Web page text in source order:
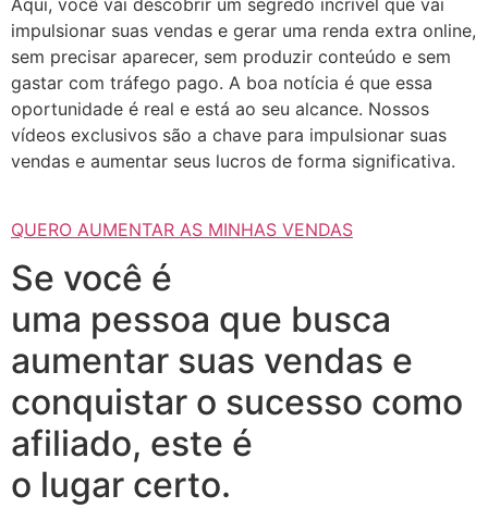
Aqui, você vai descobrir um segredo incrível que vai
impulsionar suas vendas e gerar uma renda extra online,
sem precisar aparecer, sem produzir conteúdo e sem
gastar com tráfego pago. A boa notícia é que essa
oportunidade é real e está ao seu alcance. Nossos
vídeos exclusivos são a chave para impulsionar suas
vendas e aumentar seus lucros de forma significativa.
QUERO AUMENTAR AS MINHAS VENDAS
Se você é
uma pessoa que busca
aumentar suas vendas e
conquistar o sucesso como
afiliado, este é
o lugar certo.